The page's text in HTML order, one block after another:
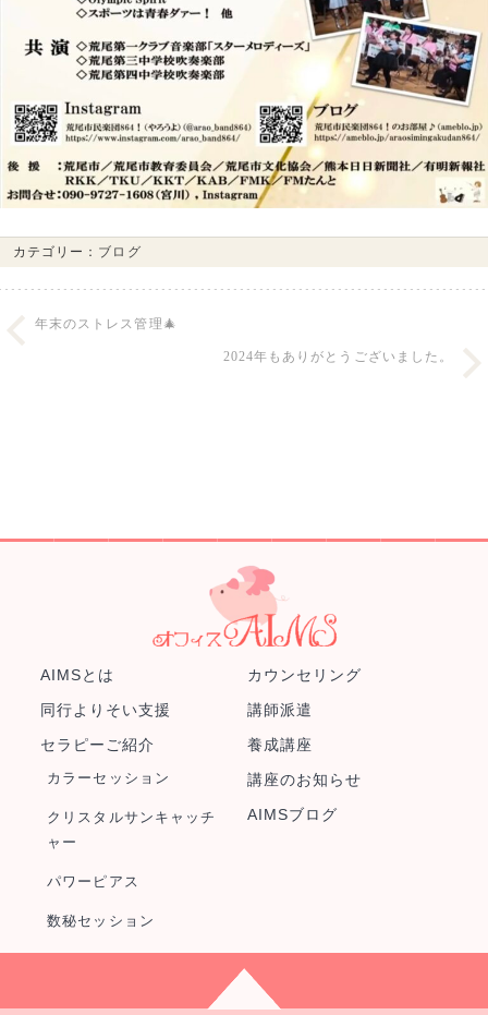
カテゴリー： ブログ
年末のストレス管理🎄
2024年もありがとうございました。
AIMSとは カウンセリング
同行よりそい支援 講師派遣
セラピーご紹介
カラーセッション
クリスタルサンキャッチ
ャー
パワーピアス
数秘セッション
養成講座
講座のお知らせ
AIMSブログ